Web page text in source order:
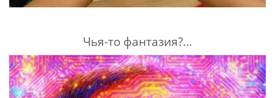
Чья-то фантазия?...